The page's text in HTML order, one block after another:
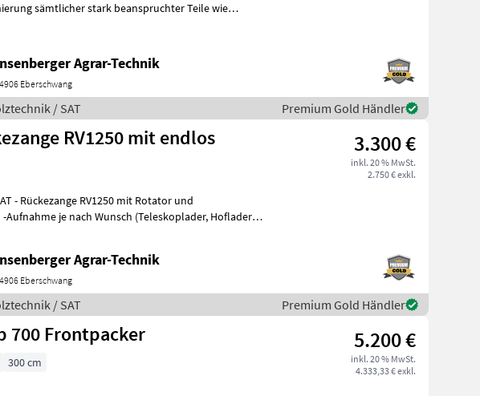
sämtlicher stark beanspruchter Teile wie
Agrar-Technik
4906 Eberschwang
/ SAT Premium Gold Händler
RV1250 mit endlos
3.300 €
inkl. 20 % MwSt.
2.750 € exkl.
- Rückezange RV1250 mit Rotator und
je nach Wunsch (Teleskoplader, Hoflader,
Agrar-Technik
4906 Eberschwang
/ SAT Premium Gold Händler
700 Frontpacker 5.200 €
inkl. 20 % MwSt.
4.333,33 € exkl.
300 cm